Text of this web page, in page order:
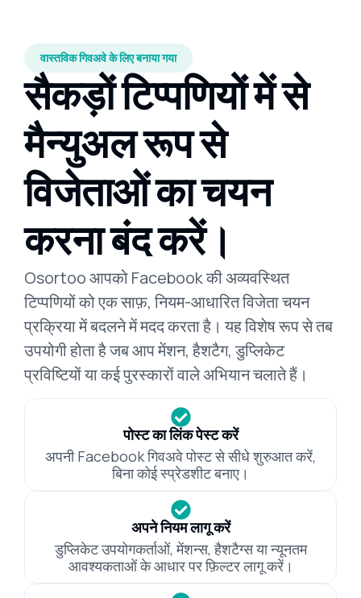
वास्तविक गिवअवे के लिए बनाया गया
सैकड़ों टिप्पणियों में से
मैन्युअल रूप से
विजेताओं का चयन
करना बंद करें।
Osortoo आपको Facebook की अव्यवस्थित
टिप्पणियों को एक साफ़, नियम-आधारित विजेता चयन
प्रक्रिया में बदलने में मदद करता है। यह विशेष रूप से तब
उपयोगी होता है जब आप मेंशन, हैशटैग, डुप्लिकेट
प्रविष्टियों या कई पुरस्कारों वाले अभियान चलाते हैं।
पोस्ट का लिंक पेस्ट करें
अपनी Facebook गिवअवे पोस्ट से सीधे शुरुआत करें,
बिना कोई स्प्रेडशीट बनाए।
अपने नियम लागू करें
डुप्लिकेट उपयोगकर्ताओं, मेंशन्स, हैशटैग्स या न्यूनतम
आवश्यकताओं के आधार पर फ़िल्टर लागू करें।